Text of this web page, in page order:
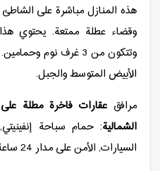
هذه المنازل مباشرة على
وتتكون من 3 غرف نوم
الأبيض المتوسط والجبل.
مرافقعقارات فاخرة مطلة
الشمالية: حمام سباحة
السيارات, الأمن على مدار 24 ساعة.